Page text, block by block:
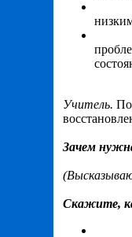
Учитель.
Зачем
Скажите,